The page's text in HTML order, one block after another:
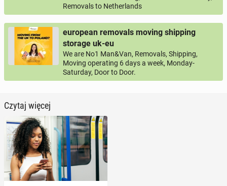
Removals to Netherlands
european removals moving shipping
storage uk-eu
We are No1 Man&Van, Removals, Shipping,
Moving operating 6 days a week, Monday-
Saturday, Door to Door.
Czytaj więcej